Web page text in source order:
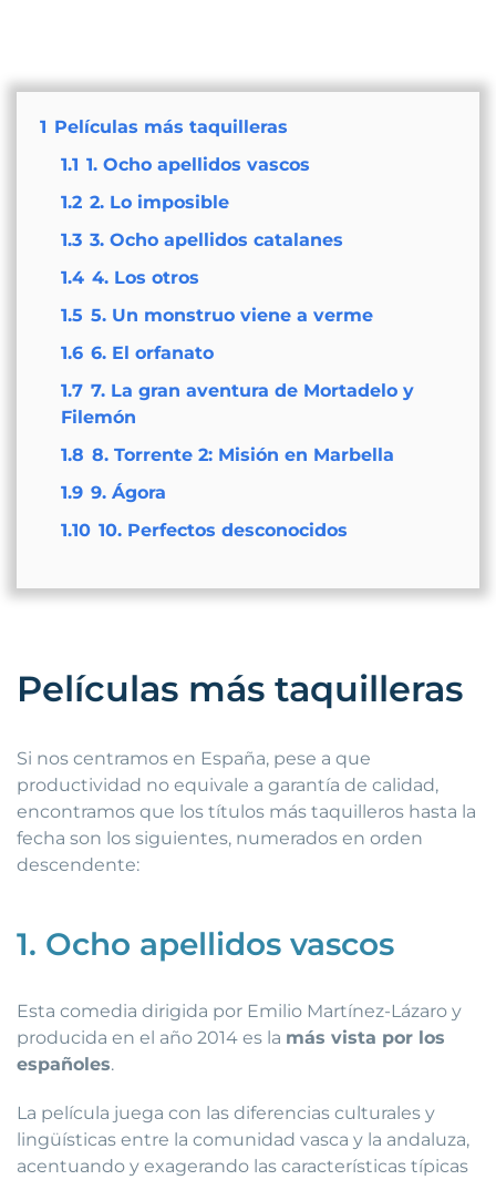
1 Películas más taquilleras
1.1 1. Ocho apellidos vascos
1.2 2. Lo imposible
1.3 3. Ocho apellidos catalanes
1.4 4. Los otros
1.5 5. Un monstruo viene a verme
1.6 6. El orfanato
1.7 7. La gran aventura de Mortadelo y
Filemón
1.8 8. Torrente 2: Misión en Marbella
1.9 9. Ágora
1.10 10. Perfectos desconocidos
Películas más taquilleras
Si nos centramos en España, pese a que
productividad no equivale a garantía de calidad,
encontramos que los títulos más taquilleros hasta la
fecha son los siguientes, numerados en orden
descendente:
1. Ocho apellidos vascos
Esta comedia dirigida por Emilio Martínez-Lázaro y
producida en el año 2014 es la más vista por los
españoles.
La película juega con las diferencias culturales y
lingüísticas entre la comunidad vasca y la andaluza,
acentuando y exagerando las características típicas